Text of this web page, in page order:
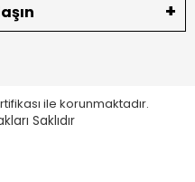
ile korunmaktadır.
Saklıdır